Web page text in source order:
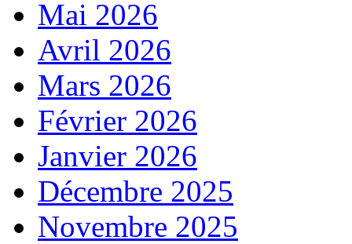
Mai 2026
Avril 2026
Mars 2026
Février 2026
Janvier 2026
Décembre 2025
Novembre 2025